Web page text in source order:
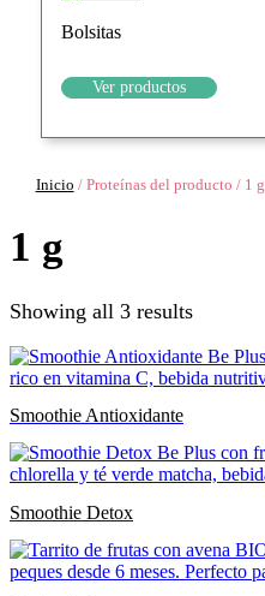
Bolsitas
Ver productos
Inicio / Proteínas del producto / 1 g
1 g
Showing all 3 results
Smoothie Antioxidante
Smoothie Detox